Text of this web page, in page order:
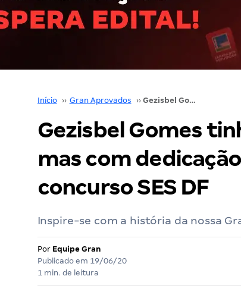
Início ›› Gran Aprovados ›› Gezisbel Gomes tinha uma rotina corrida, mas com dedicação foi aprovada no concurso SES DF
Gezisbel Gomes
mas com
concurso SES DF
Inspire-se com a história da nossa
Por Equipe Gran
Publicado em 19/06/20
1 min. de leitura